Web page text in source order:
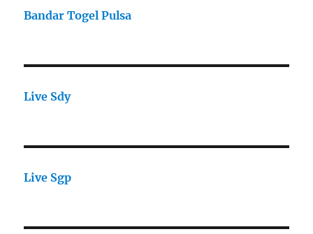
Bandar Togel Pulsa
Live Sdy
Live Sgp